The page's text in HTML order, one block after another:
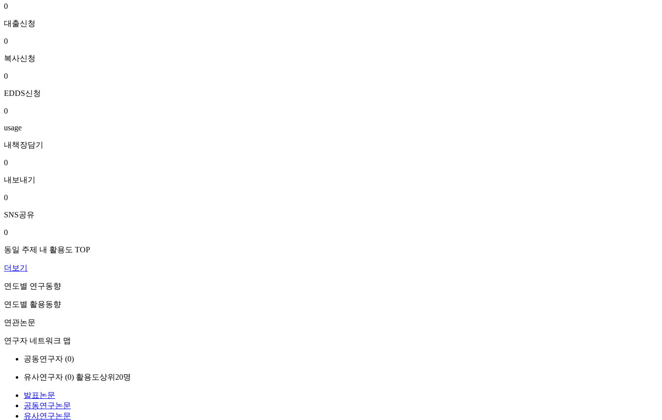
0
대출신청
0
복사신청
0
EDDS신청
0
usage
내책장담기
0
내보내기
0
SNS공유
0
동일 주제 내 활용도 TOP
더보기
연도별 연구동향
연도별 활용동향
연관논문
연구자 네트워크 맵
공동연구자 (0)
유사연구자 (0) 활용도상위20명
발표논문
공동연구논문
유사연구논문